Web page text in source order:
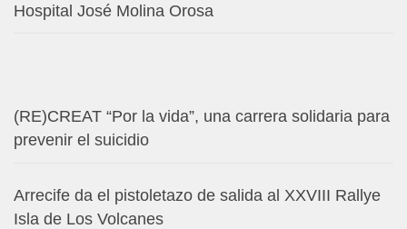
Hospital José Molina Orosa
(RE)CREAT “Por la vida”, una carrera solidaria para
prevenir el suicidio
Arrecife da el pistoletazo de salida al XXVIII Rallye
Isla de Los Volcanes